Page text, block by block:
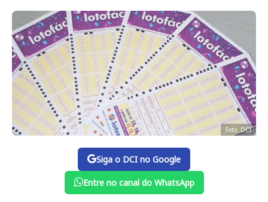
Foto: DCI
Siga o DCI no Google
Entre no canal do WhatsApp